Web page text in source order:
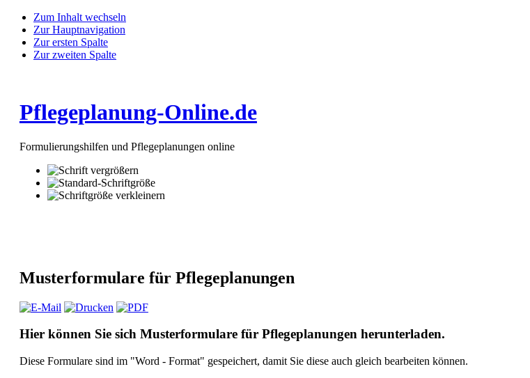
Zum Inhalt wechseln
Zur Hauptnavigation
Zur ersten Spalte
Zur zweiten Spalte
Pflegeplanung-Online.de
Formulierungshilfen und Pflegeplanungen online
Musterformulare für Pflegeplanungen
Hier können Sie sich Musterformulare für Pflegeplanungen herunterladen.
Diese Formulare sind im "Word - Format" gespeichert, damit Sie diese auch gleich bearbeiten können.